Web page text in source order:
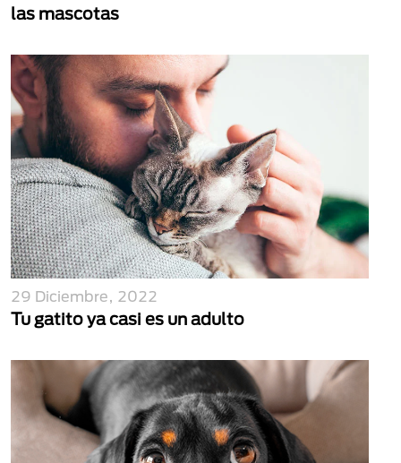
las mascotas
29 Diciembre, 2022
Tu gatito ya casi es un adulto